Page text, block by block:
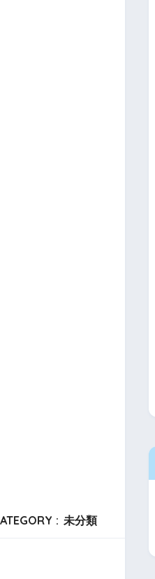
: 未分類